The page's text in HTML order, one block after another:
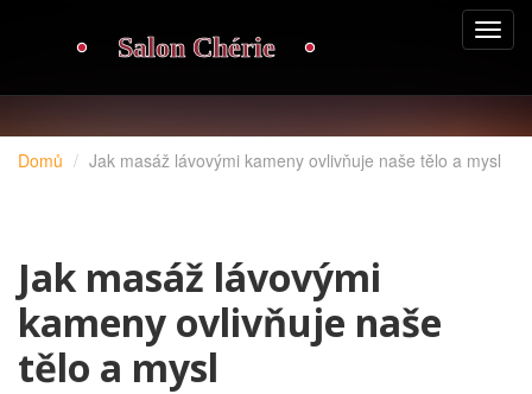
Domů Jak masáž lávovými kameny ovlivňuje naše tělo a mysl
Jak masáž lávovými
kameny ovlivňuje naše
tělo a mysl